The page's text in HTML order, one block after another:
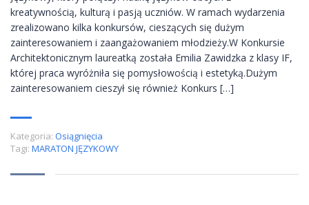
kreatywnością, kulturą i pasją uczniów. W ramach wydarzenia
zrealizowano kilka konkursów, cieszących się dużym
zainteresowaniem i zaangażowaniem młodzieży.W Konkursie
Architektonicznym laureatką została Emilia Zawidzka z klasy IF,
której praca wyróżniła się pomysłowością i estetyką.Dużym
zainteresowaniem cieszył się również Konkurs […]
Kategoria: Osiągnięcia
Tagi: MARATON JĘZYKOWY